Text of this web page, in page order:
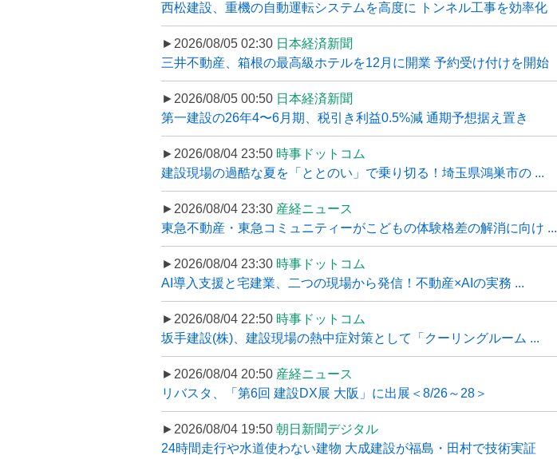
西松建設、重機の自動運転システムを高度に トンネル工事を効率化
►2026/08/05 02:30 日本経済新聞
三井不動産、箱根の最高級ホテルを12月に開業 予約受け付けを開始
►2026/08/05 00:50 日本経済新聞
第一建設の26年4〜6月期、税引き利益0.5%減 通期予想据え置き
►2026/08/04 23:50 時事ドットコム
建設現場の過酷な夏を「ととのい」で乗り切る！埼玉県鴻巣市の ...
►2026/08/04 23:30 産経ニュース
東急不動産・東急コミュニティーがこどもの体験格差の解消に向け ...
►2026/08/04 23:30 時事ドットコム
AI導入支援と宅建業、二つの現場から発信！不動産×AIの実務 ...
►2026/08/04 22:50 時事ドットコム
坂手建設(株)、建設現場の熱中症対策として「クーリングルーム ...
►2026/08/04 20:50 産経ニュース
リバスタ、「第6回 建設DX展 大阪」に出展＜8/26～28＞
►2026/08/04 19:50 朝日新聞デジタル
24時間走行や水道使わない建物 大成建設が福島・田村で技術実証